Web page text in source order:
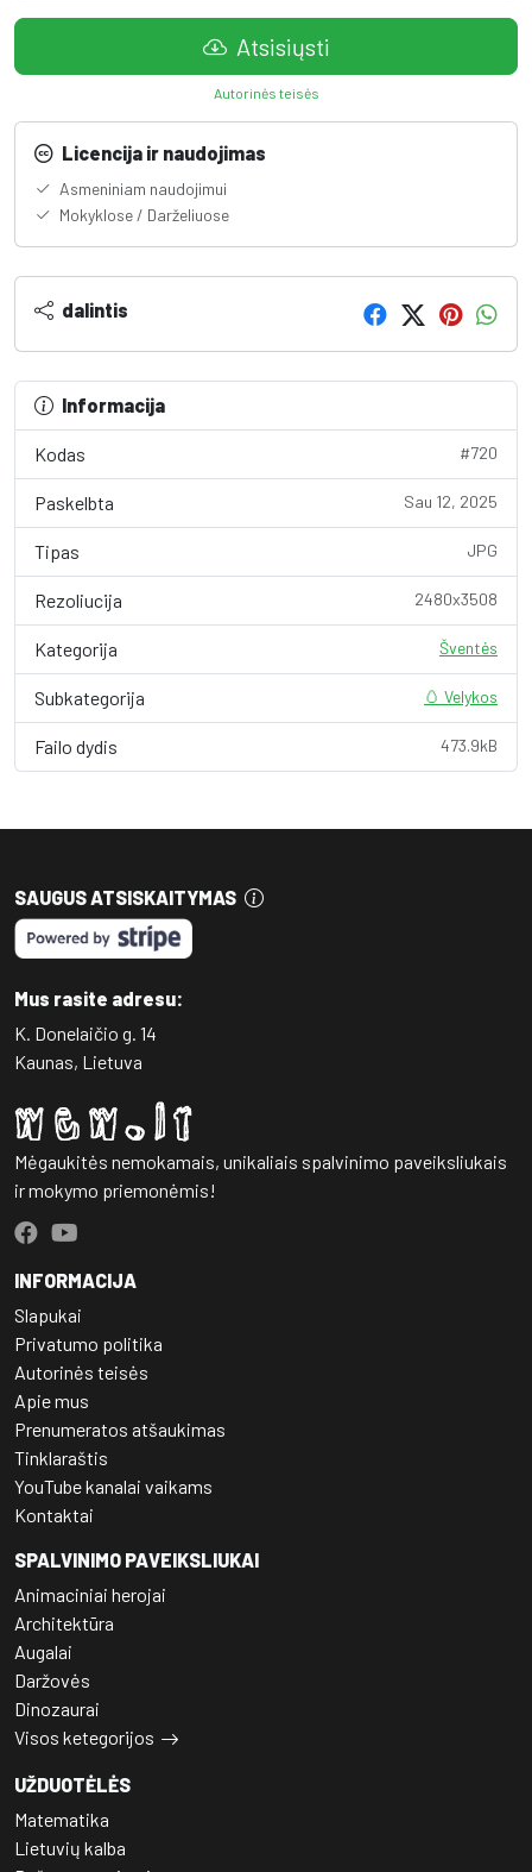
Atsisiųsti
Autorinės teisės
Licencija ir naudojimas
Asmeniniam naudojimui
Mokyklose / Darželiuose
dalintis
Informacija
Kodas #720
Paskelbta Sau 12, 2025
Tipas JPG
Rezoliucija 2480x3508
Kategorija Šventės
Subkategorija 🥚 Velykos
Failo dydis 473.9kB
SAUGUS ATSISKAITYMAS
Mus rasite adresu:
K. Donelaičio g. 14
Kaunas, Lietuva
Mėgaukitės nemokamais, unikaliais spalvinimo paveiksliukais
ir mokymo priemonėmis!
INFORMACIJA
Slapukai
Privatumo politika
Autorinės teisės
Apie mus
Prenumeratos atšaukimas
Tinklaraštis
YouTube kanalai vaikams
Kontaktai
SPALVINIMO PAVEIKSLIUKAI
Animaciniai herojai
Architektūra
Augalai
Daržovės
Dinozaurai
Visos ketegorijos
UŽDUOTĖLĖS
Matematika
Lietuvių kalba